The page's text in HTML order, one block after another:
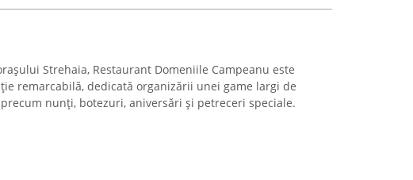
Strehaia, Restaurant Domeniile Campeanu este
remarcabilă, dedicată organizării unei game largi de
nunți, botezuri, aniversări și petreceri speciale.